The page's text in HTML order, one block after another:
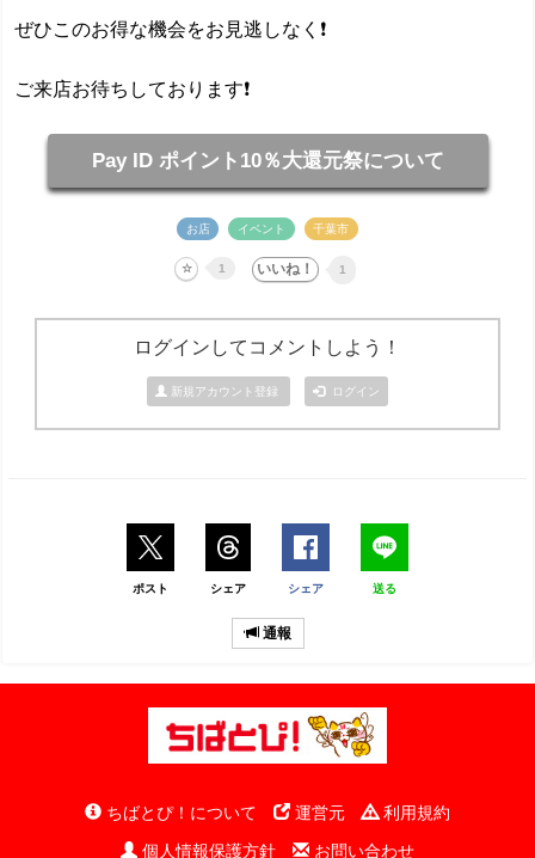
ぜひこのお得な機会をお見逃しなく❗️
ご来店お待ちしております❗️
Pay ID ポイント10％大還元祭について
お店 イベント 千葉市
1 1
ログインしてコメントしよう！
新規アカウント登録 ログイン
ポスト シェア シェア 送る
通報
ちばとぴ！について 運営元
利用規約
個人情報保護方針
お問い合わせ